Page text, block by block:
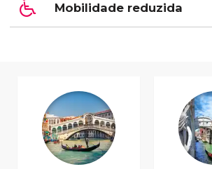
Mobilidade reduzida